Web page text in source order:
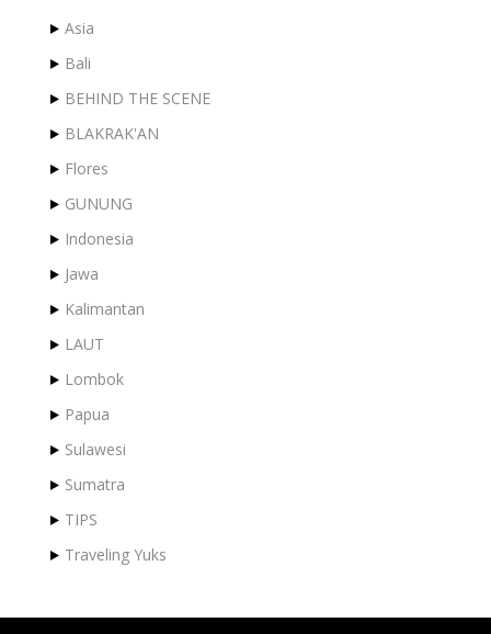
Asia
Bali
BEHIND THE SCENE
BLAKRAK'AN
Flores
GUNUNG
Indonesia
Jawa
Kalimantan
LAUT
Lombok
Papua
Sulawesi
Sumatra
TIPS
Traveling Yuks